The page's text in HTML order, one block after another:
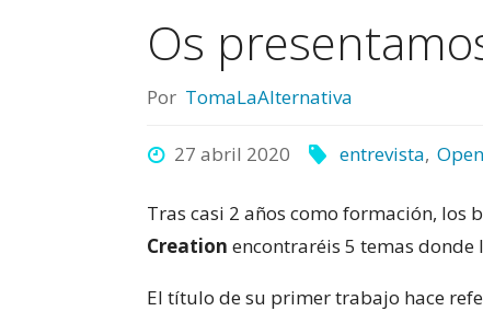
Os
Por TomaLaAlternativa
27 abril 2020 entrevista,
Tras casi 2 años como formación, los
Creation encontraréis 5 temas donde
El título de su primer trabajo hace